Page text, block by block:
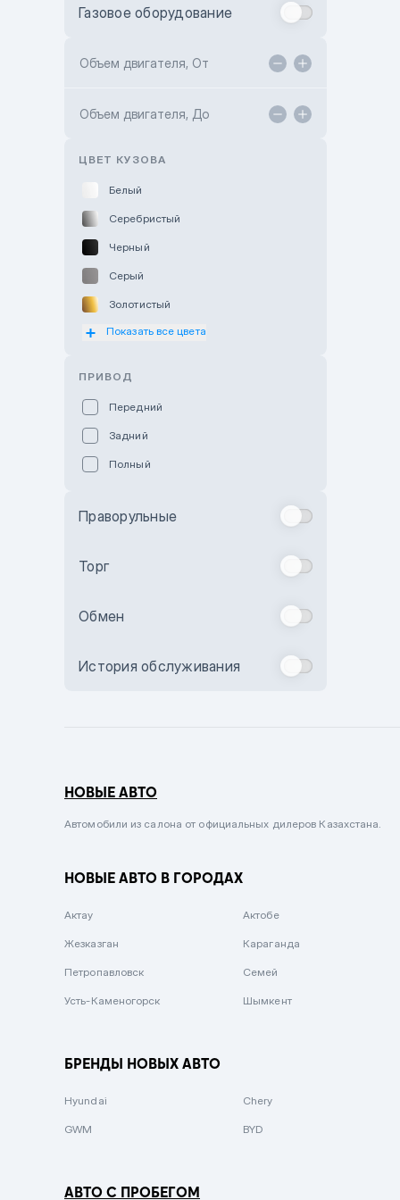
Toyota Kokshetau
Hyundai ShymCity
Газовое оборудование
Объем двигателя, От
Объем двигателя, До
ЦВЕТ КУЗОВА
Белый
Серебристый
Черный
Серый
Золотистый
Оранжевый
Бежевый
Комбинированный
Сиреневый металлик
Вишневый
Зеленый металлик
Показать все цвета
ПРИВОД
Передний
Задний
Полный
Праворульные
Торг
Обмен
История обслуживания
НОВЫЕ АВТО
Автомобили из салона от официальных дилеров Казахстана.
НОВЫЕ АВТО В ГОРОДАХ
Актау Актобе
Жезказган Караганда
Петропавловск Семей
Усть-Каменогорск Шымкент
БРЕНДЫ НОВЫХ АВТО
Hyundai Chery
GWM BYD
АВТО С ПРОБЕГОМ